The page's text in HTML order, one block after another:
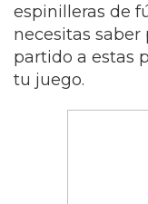
espinilleras de
necesitas saber
partido a estas
tu juego.